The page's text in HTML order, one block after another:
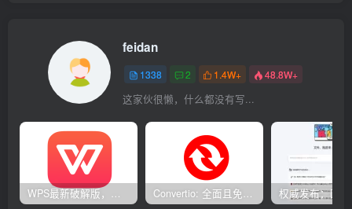
feidan
1338 2 1.4W+ 48.8W+
这家伙很懒，什么都没有写...
WPS最新破解版，已永久激活，无限制使用！ Convertio: 全面且免费的在线文件转换工具